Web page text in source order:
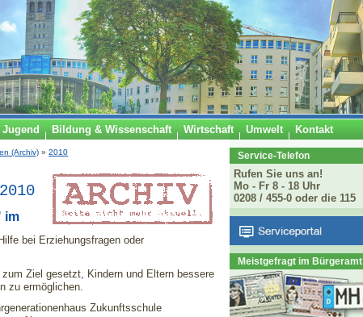
Bildung & Wissenschaft Wirtschaft Umwelt Kontakt
(Archiv) » 2010
im
bei Erziehungsfragen oder
Ziel gesetzt, Kindern und Eltern bessere
zu ermöglichen.
Zukunftsschule
Service-Telefon
Rufen Sie uns an!
Mo - Fr 8 - 18 Uhr
0208 / 455-0 oder die 115
Meistgefragt im Bürgeramt